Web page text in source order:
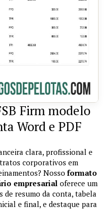
Firm modelo
Word e PDF
clara, profissional e
corporativos em
Nosso formato
empresarial oferece um
resumo da conta, tabela
e final, e destaque para